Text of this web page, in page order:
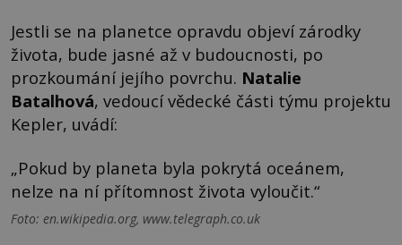
Jestli se na planetce opravdu objeví zárodky
života, bude jasné až v budoucnosti, po
prozkoumání jejího povrchu. Natalie
Batalhová, vedoucí vědecké části týmu projektu
Kepler, uvádí:
„Pokud by planeta byla pokrytá oceánem,
nelze na ní přítomnost života vyloučit.“
Foto: en.wikipedia.org, www.telegraph.co.uk